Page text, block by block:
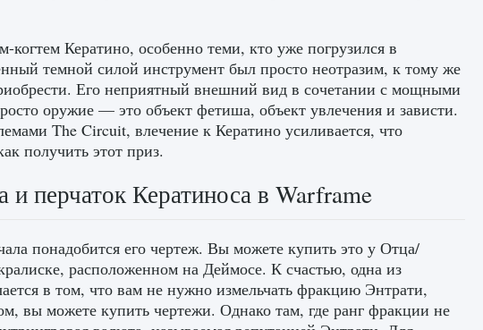
Кератино, особенно теми, кто уже погрузился в
темной силой инструмент был просто неотразим, к тому же
Его неприятный внешний вид в сочетании с мощными
оружие — это объект фетиша, объект увлечения и зависти.
The Circuit, влечение к Кератино усиливается, что
получить этот приз.
перчаток Кератиноса в Warframe
понадобится его чертеж. Вы можете купить это у Отца/
расположенном на Деймосе. К счастью, одна из
в том, что вам не нужно измельчать фракцию Энтрати,
вы можете купить чертежи. Однако там, где ранг фракции не